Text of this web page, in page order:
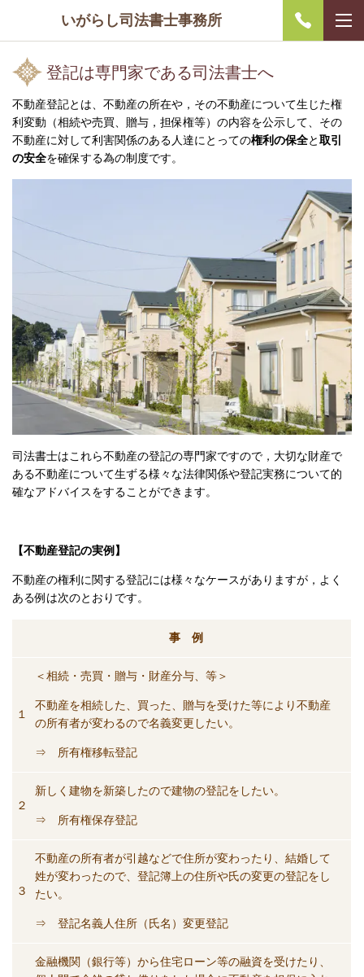
いがらし司法書士事務所
登記は専門家である司法書士へ
不動産登記とは、不動産の所在や，その不動産について生じた権
利変動（相続や売買、贈与，担保権等）の内容を公示して、その
不動産に対して利害関係のある人達にとっての権利の保全と取引
の安全を確保する為の制度です。
司法書士はこれら不動産の登記の専門家ですので，大切な財産で
ある不動産について生ずる様々な法律関係や登記実務について的
確なアドバイスをすることができます。
【不動産登記の実例】
不動産の権利に関する登記には様々なケースがありますが，よく
ある例は次のとおりです。
事 例
１
＜相続・売買・贈与・財産分与、等＞
不動産を相続した、買った、贈与を受けた等により不動産
の所有者が変わるので名義変更したい。
⇒ 所有権移転登記
２
新しく建物を新築したので建物の登記をしたい。
⇒ 所有権保存登記
３
不動産の所有者が引越などで住所が変わったり、結婚して
姓が変わったので、登記簿上の住所や氏の変更の登記をし
たい。
⇒ 登記名義人住所（氏名）変更登記
金融機関（銀行等）から住宅ローン等の融資を受けたり、